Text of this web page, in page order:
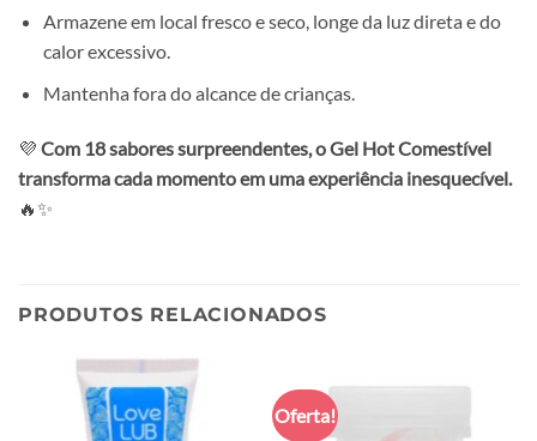
Armazene em local fresco e seco, longe da luz direta e do
calor excessivo.
Mantenha fora do alcance de crianças.
💜 Com 18 sabores surpreendentes, o Gel Hot Comestível
transforma cada momento em uma experiência inesquecível.
🔥✨
PRODUTOS RELACIONADOS
Oferta!